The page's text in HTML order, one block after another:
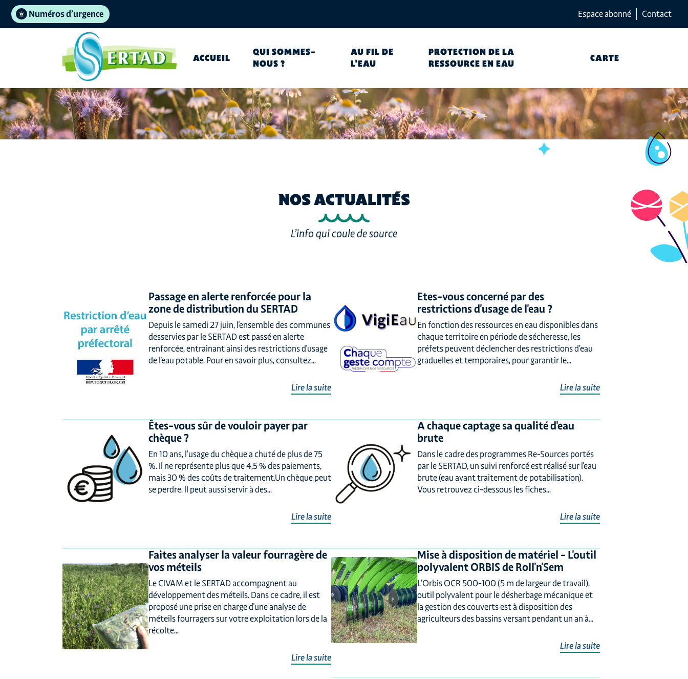
Numéros d’urgence Espace abonné Contact
ACCUEIL
QUI SOMMES-
NOUS ?
AU FIL DE
L'EAU
PROTECTION DE LA
RESSOURCE EN EAU
CARTE
NOS ACTUALITÉS
L’info qui coule de source
Passage en alerte renforcée pour la
zone de distribution du SERTAD
Depuis le samedi 27 juin, l'ensemble des communes
desservies par le SERTAD est passé en alerte
renforcée, entrainant ainsi des restrictions d'usage
de l'eau potable. Pour en savoir plus, consultez...
Lire la suite
Etes-vous concerné par des
restrictions d'usage de l'eau ?
En fonction des ressources en eau disponibles dans
chaque territoire en période de sécheresse, les
préfets peuvent déclencher des restrictions d’eau
graduelles et temporaires, pour garantir le...
Lire la suite
Êtes-vous sûr de vouloir payer par
chèque ?
En 10 ans, l’usage du chèque a chuté de plus de 75
%. Il ne représente plus que 4,5 % des paiements,
mais 30 % des coûts de traitement.Un chèque peut
se perdre. Il peut aussi servir à des...
Lire la suite
A chaque captage sa qualité d'eau
brute
Dans le cadre des programmes Re-Sources portés
par le SERTAD, un suivi renforcé est réalisé sur l'eau
brute (eau avant traitement de potabilisation).
Vous retrouvez ci-dessous les fiches...
Lire la suite
Faites analyser la valeur fourragère de
vos méteils
Le CIVAM et le SERTAD accompagnent au
développement des méteils. Dans ce cadre, il est
proposé une prise en charge d'une analyse de
méteils fourragers sur votre exploitation lors de la
récolte...
Lire la suite
Mise à disposition de matériel – L'outil
polyvalent ORBIS de Roll'n'Sem
L’Orbis OCR 500-100 (5 m de largeur de travail),
outil polyvalent pour le désherbage mécanique et
la gestion des couverts est à disposition des
agriculteurs des bassins versant pendant un an à...
Lire la suite